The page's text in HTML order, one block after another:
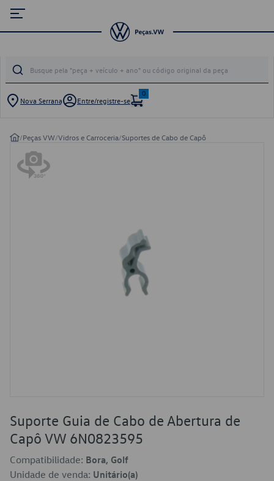
Nova Serrana Entre/registre-se
0
/Peças VW/Vidros e Carroceria/Suportes de Cabo de Capô
Suporte Guia de Cabo de Abertura de
Capô VW 6N0823595
Compatibilidade: Bora, Golf
Unidade de venda: Unitário(a)